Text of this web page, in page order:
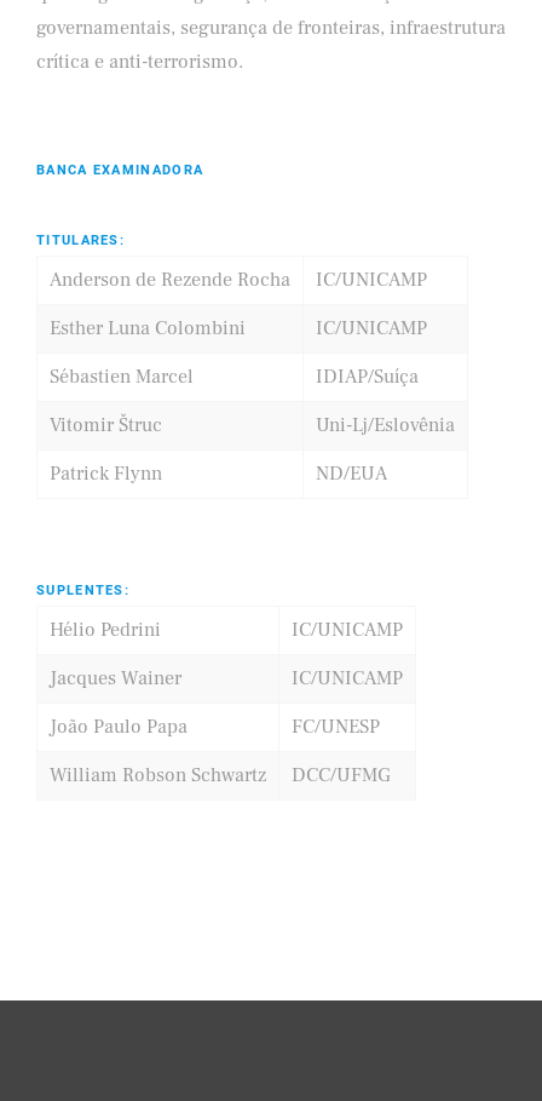
governamentais, segurança de fronteiras, infraestrutura
crítica e anti-terrorismo.
BANCA EXAMINADORA
TITULARES:
Anderson de Rezende Rocha
IC/UNICAMP
Esther Luna Colombini
IC/UNICAMP
Sébastien Marcel
IDIAP/Suíça
Vitomir Štruc
Uni-Lj/Eslovênia
Patrick Flynn
ND/EUA
SUPLENTES:
Hélio Pedrini
IC/UNICAMP
Jacques Wainer
IC/UNICAMP
João Paulo Papa
FC/UNESP
William Robson Schwartz
DCC/UFMG